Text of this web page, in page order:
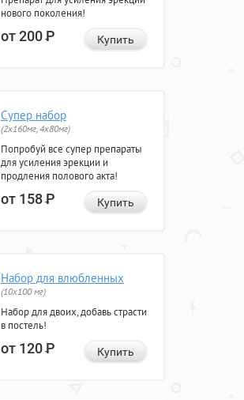
нового поколения!
от 200Р Купить
Супер набор
(2х160мг, 4х80мг)
Попробуй все супер препараты
для усиления эрекции и
продления полового акта!
от 158Р Купить
Набор для влюбленных
(10х100 мг)
Набор для двоих, добавь страсти
в постель!
от 120Р Купить